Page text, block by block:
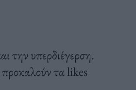
την υπερδιέγερση.
προκαλούν τα likes